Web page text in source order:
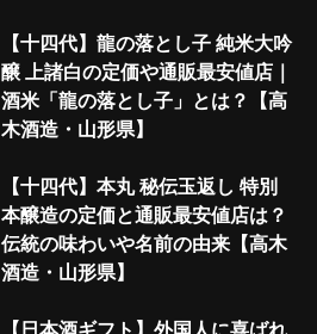
【十四代】龍の落とし子 純米大吟
醸 上諸白の定価や通販最安値店｜
酒米「龍の落とし子」とは？【高
木酒造・山形県】
【十四代】本丸 秘伝玉返し 特別
本醸造の定価と通販最安値店は？
伝統の味わいや名前の由来【高木
酒造・山形県】
【日本酒ギフト】外国人に喜ばれ